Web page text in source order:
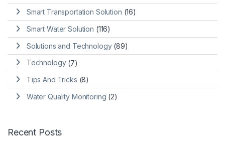
Smart Transportation Solution (16)
Smart Water Solution (116)
Solutions and Technology(89)
Technology(7)
Tips And Tricks (8)
Water Quality Monitoring (2)
Recent Posts